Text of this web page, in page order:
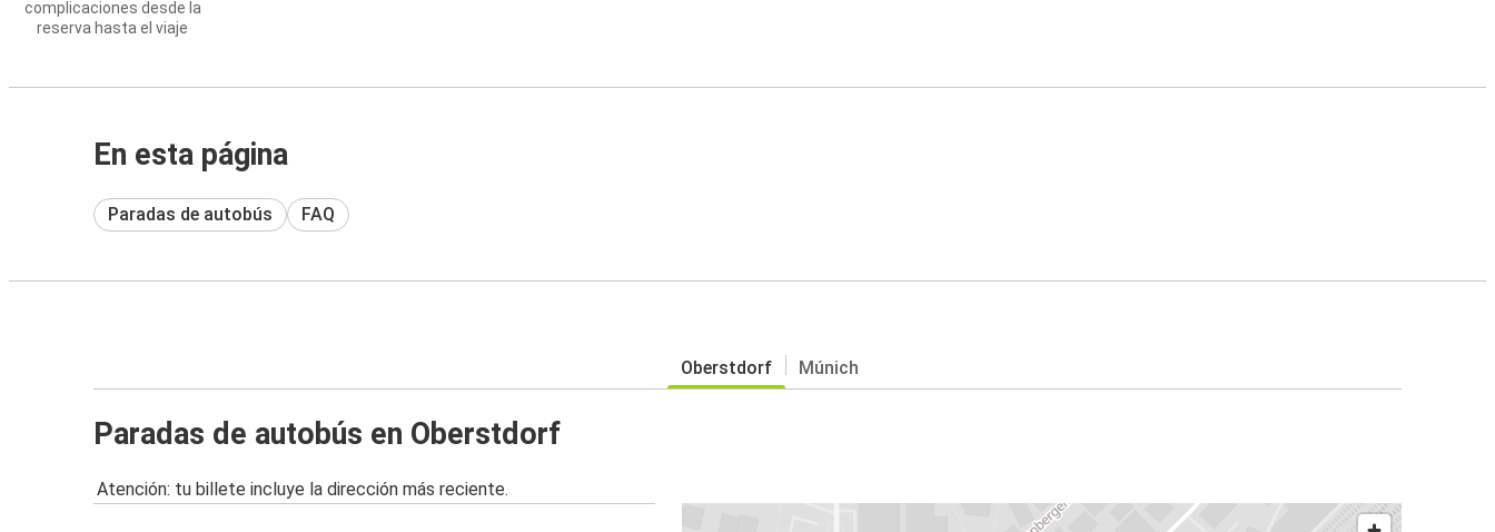
complicaciones desde la
reserva hasta el viaje
En esta página
Paradas de autobús FAQ
Oberstdorf Múnich
Paradas de autobús en Oberstdorf
Atención: tu billete incluye la dirección más reciente.